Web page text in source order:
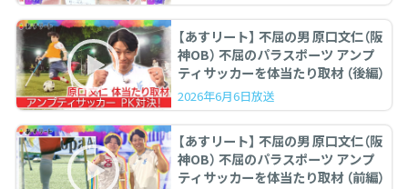
【あすリート】 不屈の男 原口文仁（阪
神OB） 不屈のパラスポーツ アンプ
ティサッカーを体当たり取材 （後編）
2026年6月6日放送
【あすリート】 不屈の男 原口文仁（阪
神OB） 不屈のパラスポーツ アンプ
ティサッカーを体当たり取材 （前編）